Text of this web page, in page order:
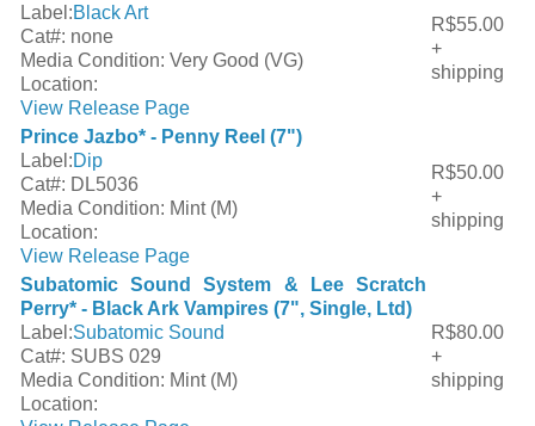
Label:Black Art
Cat#: none
Media Condition: Very Good (VG)
Location:
View Release Page
R$55.00
+
shipping
Prince Jazbo* - Penny Reel (7")
Label:Dip
Cat#: DL5036
Media Condition: Mint (M)
Location:
View Release Page
R$50.00
+
shipping
Subatomic Sound System & Lee Scratch
Perry* - Black Ark Vampires (7", Single, Ltd)
Label:Subatomic Sound
Cat#: SUBS 029
Media Condition: Mint (M)
Location:
R$80.00
+
shipping